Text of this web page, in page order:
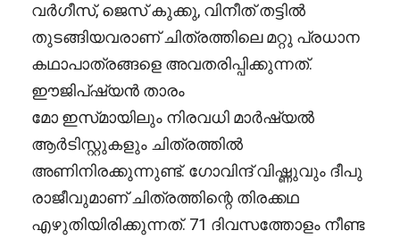
വർഗീസ്, ജെസ് കുക്കു, വിനീത് തട്ടിൽ
തുടങ്ങിയവരാണ് ചിത്രത്തിലെ മറ്റു പ്രധാന
കഥാപാത്രങ്ങളെ അവതരിപ്പിക്കുന്നത്.
ഈജിപ്ഷ്യൻ താരം
മോ ഇസ്‌മായിലും നിരവധി മാര്‍ഷ്യല്‍
ആര്‍ടിസ്റ്റുകളും ചിത്രത്തില്‍
അണിനിരക്കുന്നുണ്ട്. ഗോവിന്ദ് വിഷ്ണുവും ദീപു
രാജീവുമാണ് ചിത്രത്തിന്റെ തിരക്കഥ
എഴുതിയിരിക്കുന്നത്. 71 ദിവസത്തോളം നീണ്ട